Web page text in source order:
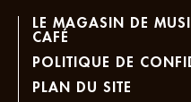
LE MAGASIN DE
CAFÉ
POLITIQUE DE
PLAN DU SITE